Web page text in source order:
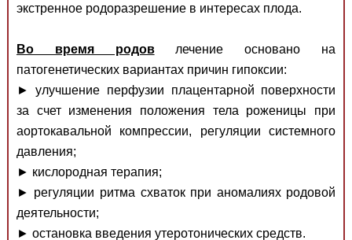
экстренное родоразрешение в интересах плода.
Во время родовлечение основано на
патогенетических вариантах причин гипоксии:
► улучшение перфузии плацентарной поверхности
за счет изменения положения тела роженицы при
аортокавальной компрессии, регуляции системного
давления;
► кислородная терапия;
► регуляции ритма схваток при аномалиях родовой
деятельности;
► остановка введения утеротонических средств.